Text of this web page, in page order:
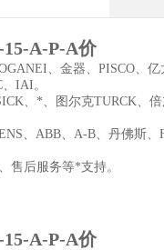
15-A-P-A价
、金器、PISCO、
IAI。
、*、图尔克TURCK、
、ABB、A-B、丹佛斯、
、售后服务等*支持。
15-A-P-A价